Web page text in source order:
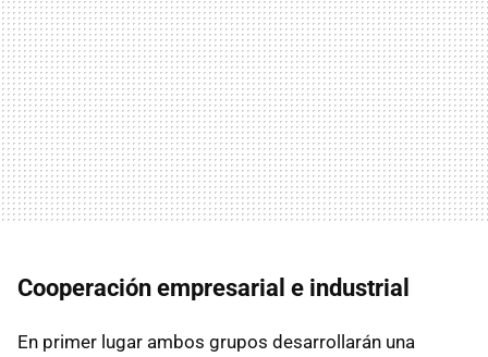
Cooperación empresarial e industrial
En primer lugar ambos grupos desarrollarán una